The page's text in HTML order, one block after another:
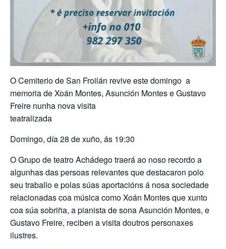
O Cemiterio de San Froilán revive este domingo a
memoria de Xoán Montes, Asunción Montes e Gustavo
Freire nunha nova visita
teatralizada
Domingo, día 28 de xuño, ás 19:30
O Grupo de teatro Achádego traerá ao noso recordo a
algunhas das persoas relevantes que destacaron polo
seu traballo e polas súas aportacións á nosa sociedade
relacionadas coa música como Xoán Montes que xunto
coa súa sobriña, a pianista de sona Asunción Montes, e
Gustavo Freire, reciben a visita doutros personaxes
ilustres.